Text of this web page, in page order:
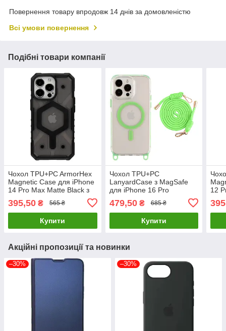
Повернення товару впродовж 14 днів за домовленістю
Всі умови повернення
Подібні товари компанії
Чохол TPU+PC ArmorHex
Magnetic Case для iPhone
14 Pro Max Matte Black з
MagSafe та захистом від
ударів
395,50 ₴ 565 ₴
Купити
Чохол TPU+PC
LanyardCase з MagSafe
для iPhone 16 Pro
Флуоресцентний зелений,
легкий і стильний, захист
від ударів
479,50₴ 685 ₴
Купити
12
Акційні пропозиції та новинки
–30% –30%